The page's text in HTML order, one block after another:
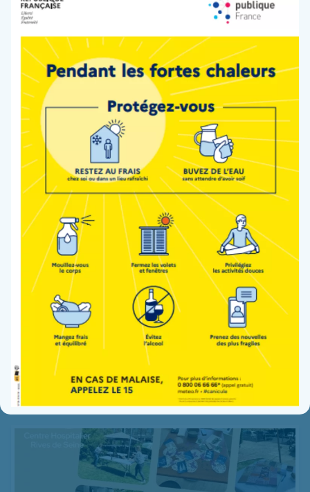
INTÉRESSER
VOIR PLUS D'ACTUALITÉS
30 juin 2026
Mise en œuvre de la démarche « Lieu de
Santé Sans Tabac »
Lire la suite